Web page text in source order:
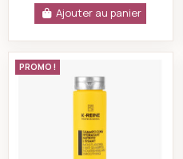
Ajouter au panier
k-reine
PROMO !